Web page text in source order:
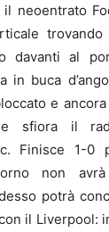
neoentrato
davanti al
buca
e ancora
sfiora il
Finisce 1-0
non
potrà
il Liverpool: